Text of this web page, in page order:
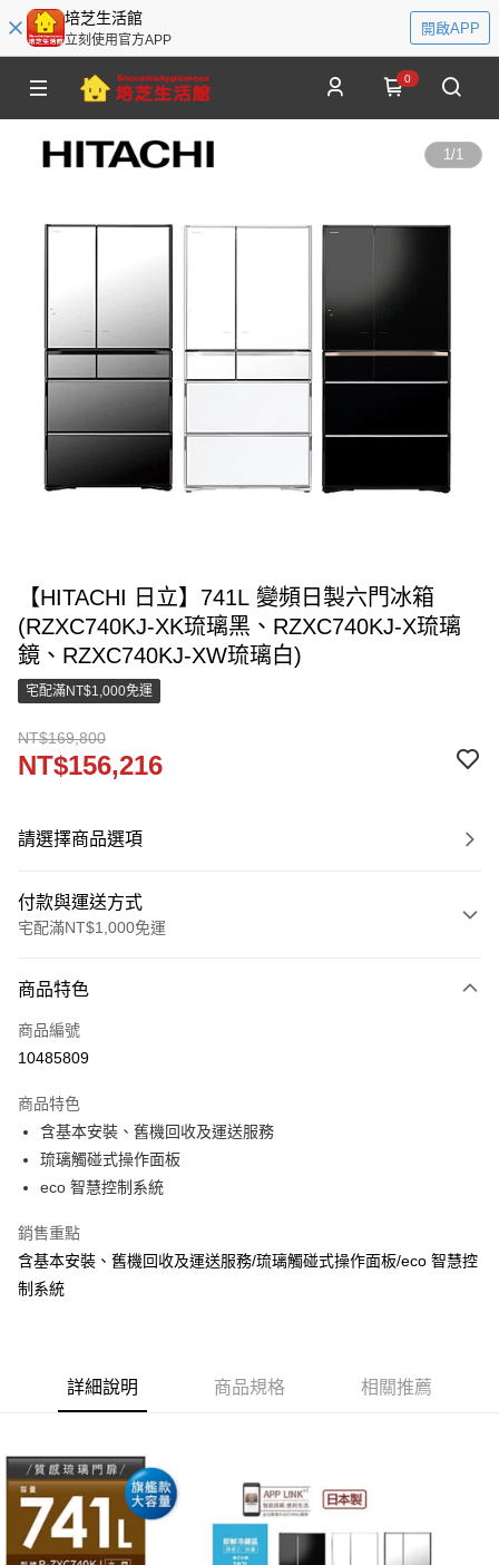
培芝生活館
立刻使用官方APP
開啟APP
0
1/1
【HITACHI 日立】741L 變頻日製六門冰箱
(RZXC740KJ-XK琉璃黑、RZXC740KJ-X琉璃
鏡、RZXC740KJ-XW琉璃白)
宅配滿NT$1,000免運
NT$169,800
NT$156,216
請選擇商品選項
付款與運送方式
宅配滿NT$1,000免運
信用卡一次付款
LINE Pay
悠遊付
ATM付款
運送方式
宅配
每筆NT$100，滿NT$1,000(含以上)免運費
商品特色
商品編號
10485809
商品特色
含基本安裝、舊機回收及運送服務
琉璃觸碰式操作面板
eco 智慧控制系統
銷售重點
含基本安裝、舊機回收及運送服務/琉璃觸碰式操作面板/eco 智慧控
制系統
詳細說明 商品規格 相關推薦